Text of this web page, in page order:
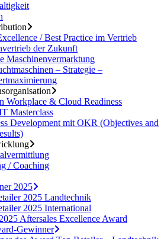
/ Best Practice im Vertrieb
der Zukunft
Maschinenvermarktung
– Strategie –
Workplace & Cloud Readiness
Masterclass
Development mit OKR (Objectives and
/ Coaching
2025
2025 Landtechnik
2025 International
Aftersales Excellence Award
Gewinner